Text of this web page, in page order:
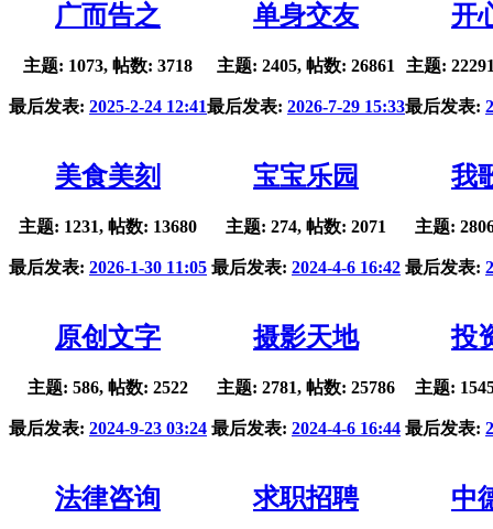
广而告之
主题: 1073, 帖数: 3718
最后发表: 2025-2-24 12:41
单身交友
主题: 2405, 帖数: 26861
最后发表: 2026-7-29 15:33
开
主题:
最后发表:
美食美刻
主题: 1231, 帖数: 13680
最后发表: 2026-1-30 11:05
宝宝乐园
主题: 274, 帖数: 2071
最后发表: 2024-4-6 16:42
我
主题:
最后发表:
原创文字
主题: 586, 帖数: 2522
最后发表: 2024-9-23 03:24
摄影天地
主题: 2781, 帖数: 25786
最后发表: 2024-4-6 16:44
投
主题:
最后发表:
法律咨询 求职招聘 中